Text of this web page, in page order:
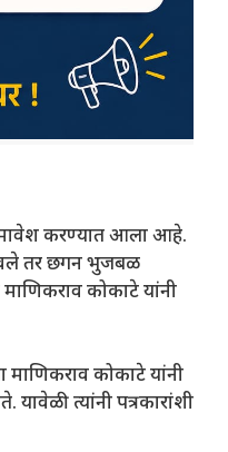
समावेश करण्यात आला आहे.
तर छगन भुजबळ
कोकाटे यांनी
कोकाटे यांनी
त्यांनी पत्रकारांशी